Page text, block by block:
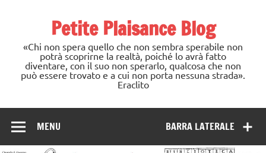
Petite Plaisance Blog
«Chi non spera quello che non sembra sperabile non
potrà scoprirne la realtà, poiché lo avrà fatto
diventare, con il suo non sperarlo, qualcosa che non
può essere trovato e a cui non porta nessuna strada».
Eraclito
BARRA LATERALE
MENU